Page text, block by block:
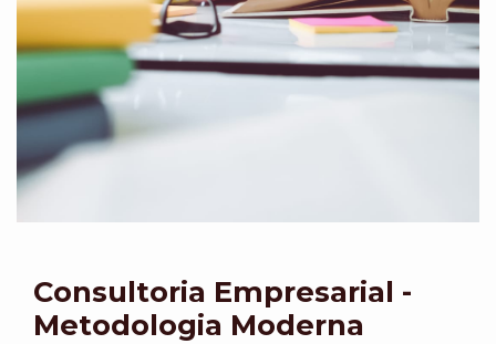
Consultoria Empresarial -
Metodologia Moderna